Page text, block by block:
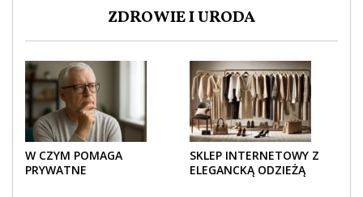
ZDROWIE I URODA
W CZYM POMAGA
PRYWATNE
SKLEP INTERNETOWY Z
ELEGANCKĄ ODZIEŻĄ